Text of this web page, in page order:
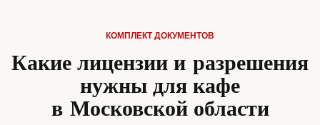
КОМПЛЕКТ ДОКУМЕНТОВ
Какие лицензии и разрешения
нужны для кафе
в Московской области